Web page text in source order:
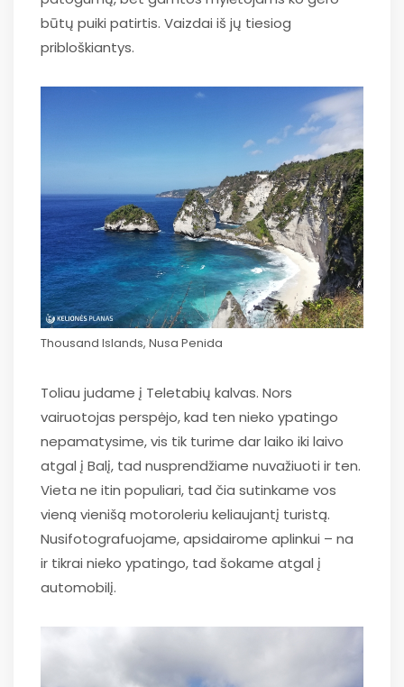
būtų puiki patirtis. Vaizdai iš jų tiesiog
pribloškiantys.
Thousand Islands, Nusa Penida
Toliau judame į Teletabių kalvas. Nors
vairuotojas perspėjo, kad ten nieko ypatingo
nepamatysime, vis tik turime dar laiko iki laivo
atgal į Balį, tad nusprendžiame nuvažiuoti ir ten.
Vieta ne itin populiari, tad čia sutinkame vos
vieną vienišą motoroleriu keliaujantį turistą.
Nusifotografuojame, apsidairome aplinkui – na
ir tikrai nieko ypatingo, tad šokame atgal į
automobilį.